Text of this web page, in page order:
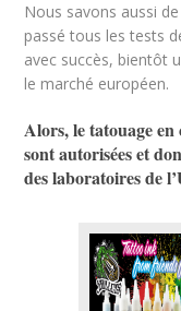
Nous savons aussi
passé tous les tests
avec succès, bientôt
le marché européen.
Alors, le tatouage en
sont autorisées et
des laboratoires de